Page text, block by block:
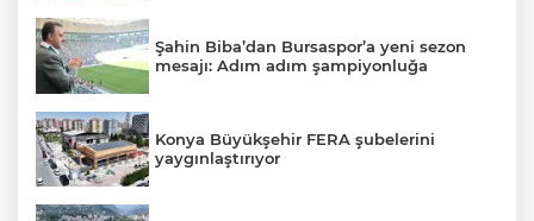
Şahin Biba’dan Bursaspor’a yeni sezon
mesajı: Adım adım şampiyonluğa
Konya Büyükşehir FERA şubelerini
yaygınlaştırıyor